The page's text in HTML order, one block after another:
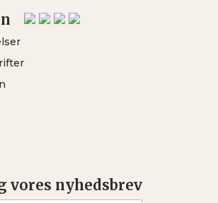
vores nyhedsbrev